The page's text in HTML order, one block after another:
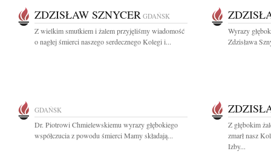
ZDZISŁAW SZNYCER GDAŃSK
Z wielkim smutkiem i żalem przyjęliśmy wiadomość
o nagłej śmierci naszego serdecznego Kolegi i...
Wyrazy
Zdzisława
GDAŃSK
Dr. Piotrowi Chmielewskiemu wyrazy głębokiego
współczucia z powodu śmierci Mamy składają...
Z głębokim
zmarł nasz
Izby...